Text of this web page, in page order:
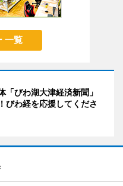
一覧
「びわ湖大津経済新聞」
びわ経を応援してくださ